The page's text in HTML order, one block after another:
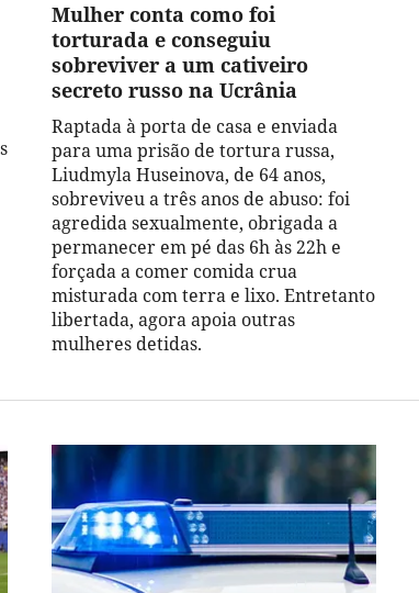
Mulher conta como foi
torturada e conseguiu
sobreviver a um cativeiro
secreto russo na Ucrânia
Raptada à porta de casa e enviada
para uma prisão de tortura russa,
Liudmyla Huseinova, de 64 anos,
sobreviveu a três anos de abuso: foi
agredida sexualmente, obrigada a
permanecer em pé das 6h às 22h e
forçada a comer comida crua
misturada com terra e lixo. Entretanto
libertada, agora apoia outras
mulheres detidas.